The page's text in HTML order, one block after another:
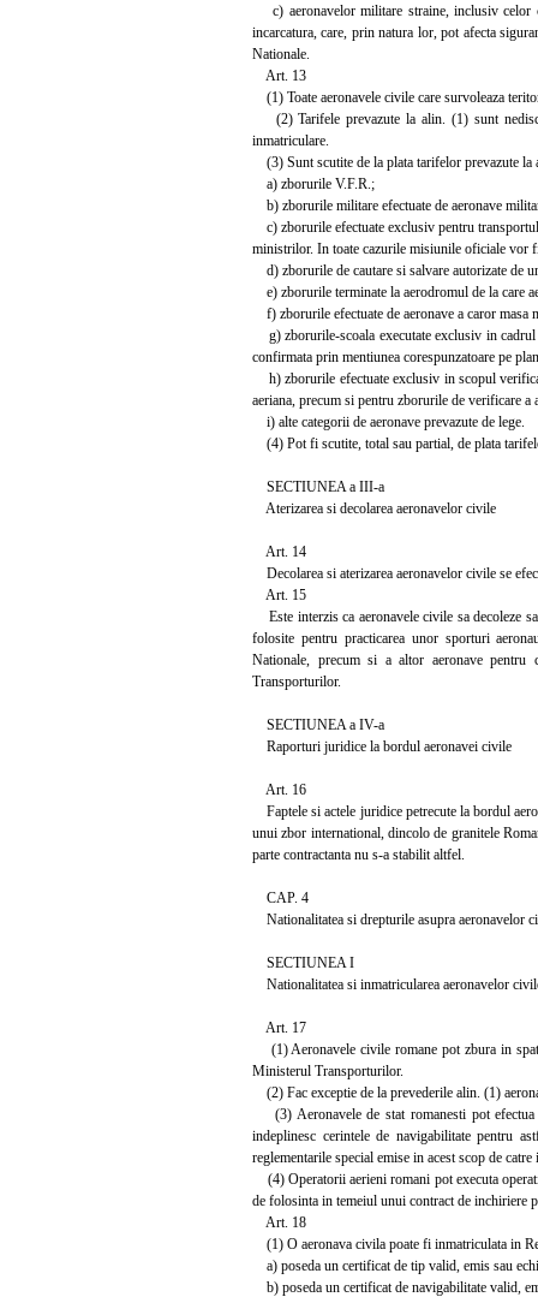
c) aeronavelor militare straine, inclusiv celor
incarcatura, care, prin natura lor, pot afecta
Nationale.
Art. 13
(1) Toate aeronavele civile care survoleaza
(2) Tarifele prevazute la alin. (1) sunt
inmatriculare.
(3) Sunt scutite de la plata tarifelor prevazute
a) zborurile V.F.R.;
b) zborurile militare efectuate de aeronave
c) zborurile efectuate exclusiv pentru
ministrilor. In toate cazurile misiunile oficiale vor
d) zborurile de cautare si salvare autorizate de
e) zborurile terminate la aerodromul de la care
f) zborurile efectuate de aeronave a caror masa
g) zborurile-scoala executate exclusiv in cadrul
confirmata prin mentiunea corespunzatoare pe
h) zborurile efectuate exclusiv in scopul
aeriana, precum si pentru zborurile de verificare
i) alte categorii de aeronave prevazute de lege.
(4) Pot fi scutite, total sau partial, de plata
SECTIUNEA a III-a
Aterizarea si decolarea aeronavelor civile
Art. 14
Decolarea si aterizarea aeronavelor civile se
Art. 15
Este interzis ca aeronavele civile sa decoleze
folosite pentru practicarea unor sporturi
Nationale, precum si a altor aeronave pentru
Transporturilor.
SECTIUNEA a IV-a
Raporturi juridice la bordul aeronavei civile
Art. 16
Faptele si actele juridice petrecute la bordul
unui zbor international, dincolo de granitele
parte contractanta nu s-a stabilit altfel.
CAP. 4
Nationalitatea si drepturile asupra aeronavelor
SECTIUNEA I
Nationalitatea si inmatricularea aeronavelor
Art. 17
(1) Aeronavele civile romane pot zbura in
Ministerul Transporturilor.
(2) Fac exceptie de la prevederile alin. (1)
(3) Aeronavele de stat romanesti pot
indeplinesc cerintele de navigabilitate pentru
reglementarile special emise in acest scop de
(4) Operatorii aerieni romani pot executa
de folosinta in temeiul unui contract de inchiriere
Art. 18
(1) O aeronava civila poate fi inmatriculata in
a) poseda un certificat de tip valid, emis sau
b) poseda un certificat de navigabilitate valid,